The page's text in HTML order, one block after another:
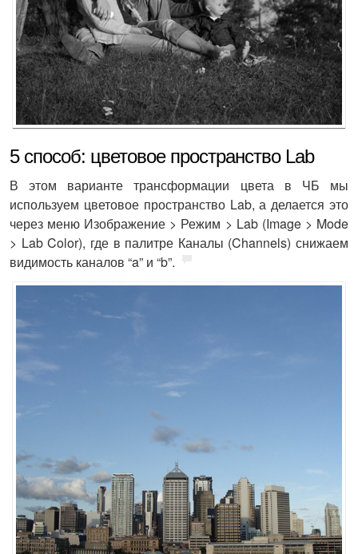
5 способ: цветовое пространство Lab
В этом варианте трансформации цвета в ЧБ мы
используем цветовое пространство Lab, а делается это
через меню Изображение > Режим > Lab (Image > Mode
> Lab Color), где в палитре Каналы (Channels) снижаем
видимость каналов “a” и “b”.